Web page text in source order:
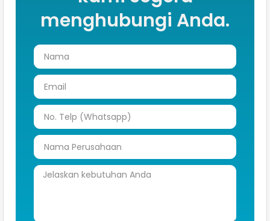
menghubungi Anda.